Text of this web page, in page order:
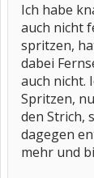
Ich habe
auch nicht
spritzen,
dabei
auch nicht.
Spritzen,
den Strich,
dagegen
mehr und